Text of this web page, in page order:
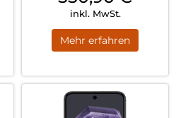
inkl. MwSt.
Mehr erfahren